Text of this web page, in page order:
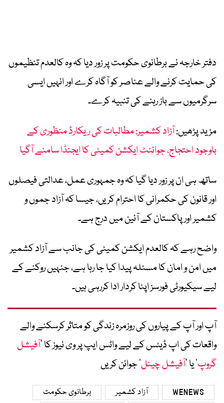
دفتر خارجہ نے برطانوی حکومت پر زور دیا کہ وہ کالعدم تنظیموں
کی حمایت کرنے والے عناصر کو آگاہ کرے اور انہیں ایسی
سرگرمیوں سے باز رہنے کی تنبیہ کرے۔
مزید پڑھیں:آزاد کشمیر: مطالبات کی ریکارڈ منظوری کے
باوجود احتجاج، جوائنٹ ایکشن کمیٹی کا ایجنڈا سامنے آگیا
ساتھ ہی ان پر زور دیا گیا کہ وہ جمہوری عمل، عدالتی فیصلوں
اور قانون کی حکمرانی کا احترام کریں، جیسا کہ آزاد جموں و
کشمیر اور پاکستان کے آئین میں درج ہے۔
واضح رہے کہ کالعدم ایکشن کمیٹی کی جانب سے آزاد کشمیر
میں امن و امان کا مسئلہ پیدا کیا جا رہا ہے، جنہیں روکنے کے
لیے سیکیورٹی فورسز اپنا کردار ادا کررہی ہیں۔
آپ اور آپ کے پیاروں کی روزمرہ زندگی کو متاثر کرسکنے والے
واقعات کی اپ ڈیٹس کے لیے واٹس ایپ پر وی نیوز کا ’آفیشل
گروپ‘ یا ’آفیشل چینل‘ جوائن کریں
WENEWS آزاد کشمیر
برطانوی حکومت